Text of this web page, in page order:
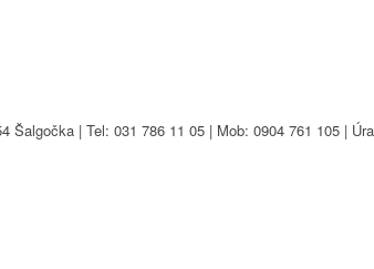
Šalgočka | Tel: 031 786 11 05 | Mob: 0904 761 105 |